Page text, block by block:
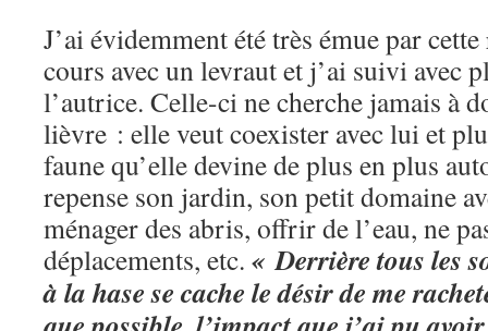
J’ai évidemment été très émue par
cours avec un levraut et j’ai suivi avec
l’autrice. Celle-ci ne cherche jamais à
lièvre : elle veut coexister avec lui et
faune qu’elle devine de plus en plus
repense son jardin, son petit domaine
ménager des abris, offrir de l’eau, ne
déplacements, etc. « Derrière tous les
à la hase se cache le désir de me